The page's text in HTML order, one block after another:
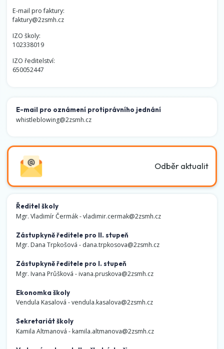
E-mail pro faktury:
faktury@2zsmh.cz
IZO školy:
102338019
IZO ředitelství:
650052447
E-mail pro oznámení protiprávního jednání
whistleblowing@2zsmh.cz
Odběr aktualit
Ředitel školy
Mgr. Vladimír Čermák -vladimir.cermak@2zsmh.cz
Zástupkyně ředitele pro II. stupeň
Mgr. Dana Trpkošová - dana.trpkosova@2zsmh.cz
Zástupkyně ředitele pro I. stupeň
Mgr. Ivana Průšková -ivana.pruskova@2zsmh.cz
Ekonomka školy
Vendula Kasalová -vendula.kasalova@2zsmh.cz
Sekretariát školy
Kamila Altmanová -kamila.altmanova@2zsmh.cz